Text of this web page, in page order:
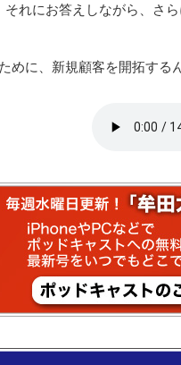
社
それにお答えしながら、さ
ために、新規顧客を開拓す